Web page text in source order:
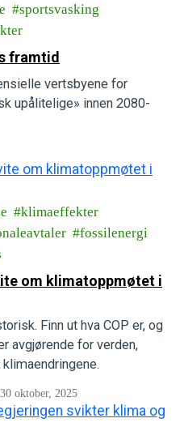
sportsvasking
framtid
vertsbyene for
upålitelige» innen 2080-
klimaeffekter
fossilenergi
om klimatoppmøtet i
Finn ut hva COP er, og
avgjørende for verden,
30 oktober, 2025